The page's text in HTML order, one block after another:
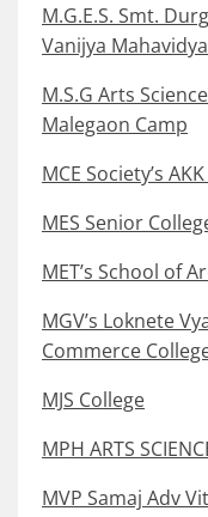
M.G.E.S. Smt.
Vanijya
M.S.G Arts
Malegaon Camp
MCE Society’s
MES Senior
MET’s School of
MGV’s Loknete
Commerce
MJS College
MPH ARTS
MVP Samaj Adv